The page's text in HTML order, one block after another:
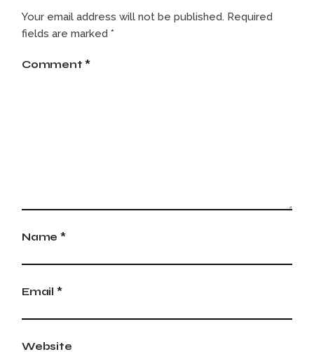
Your email address will not be published. Required
fields are marked*
Comment *
Name *
Email *
Website